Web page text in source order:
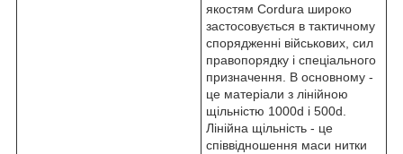
якостям Cordura широко
застосовується в тактичному
спорядженні військових, сил
правопорядку і спеціального
призначення. В основному -
це матеріали з лінійною
щільністю 1000d і 500d.
Лінійна щільність - це
співвідношення маси нитки